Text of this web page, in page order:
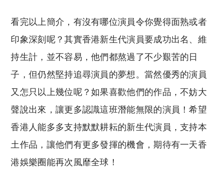
看完以上簡介，有沒有哪位演員令你覺得面熟或者
印象深刻呢？其實香港新生代演員要成功出名、維
持生計，並不容易，他們都熬過了不少艱苦的日
子，但仍然堅持追尋演員的夢想。當然優秀的演員
又怎只以上幾位呢？如果喜歡他們的作品，不妨大
聲說出來，讓更多認識這班潛能無限的演員！希望
香港人能多多支持默默耕耘的新生代演員，支持本
土作品，讓他們有更多發揮的機會，期待有一天香
港娛樂圈能再次風靡全球！